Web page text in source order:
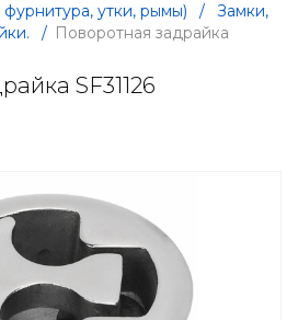
утки, рымы)
/
Замки,
/ Поворотная задрайка
SF31126